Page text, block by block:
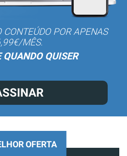
CONTEÚDO POR APENAS
MÊS.
QUANDO QUISER
OFERTA